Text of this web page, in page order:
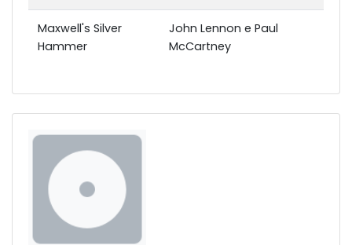
Maxwell's Silver
Hammer
John Lennon e Paul
McCartney